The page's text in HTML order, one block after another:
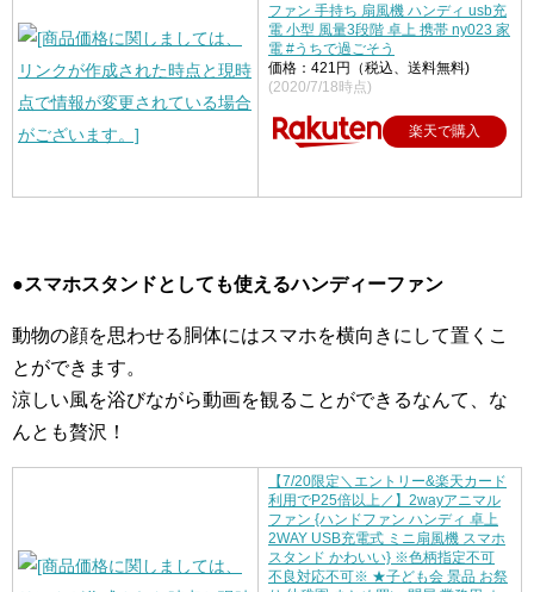
ファン 手持ち 扇風機 ハンディ usb充
電 小型 風量3段階 卓上 携帯 ny023 家
電 #うちで過ごそう
価格：421円（税込、送料無料)
(2020/7/18時点)
楽天で購入
●スマホスタンドとしても使えるハンディーファン
動物の顔を思わせる胴体にはスマホを横向きにして置くこ
とができます。
涼しい風を浴びながら動画を観ることができるなんて、な
んとも贅沢！
【7/20限定＼エントリー&楽天カード
利用でP25倍以上／】2wayアニマル
ファン {ハンドファン ハンディ 卓上
2WAY USB充電式 ミニ扇風機 スマホ
スタンド かわいい} ※色柄指定不可
不良対応不可※ ★子ども会 景品 お祭